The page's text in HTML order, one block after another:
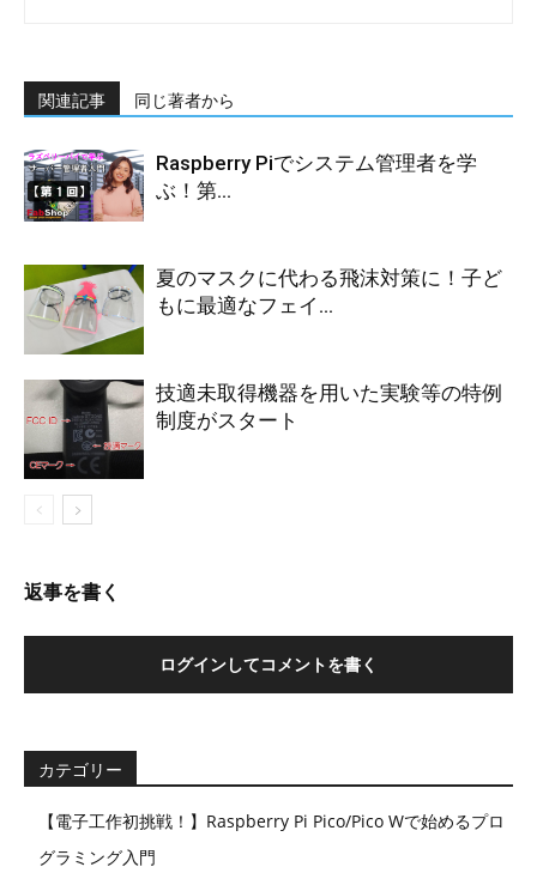
関連記事 同じ著者から
Raspberry Piでシステム管理者を学
ぶ！第...
夏のマスクに代わる飛沫対策に！子ど
もに最適なフェイ...
技適未取得機器を用いた実験等の特例
制度がスタート
返事を書く
ログインしてコメントを書く
カテゴリー
【電子工作初挑戦！】Raspberry Pi Pico/Pico Wで始めるプロ
グラミング入門